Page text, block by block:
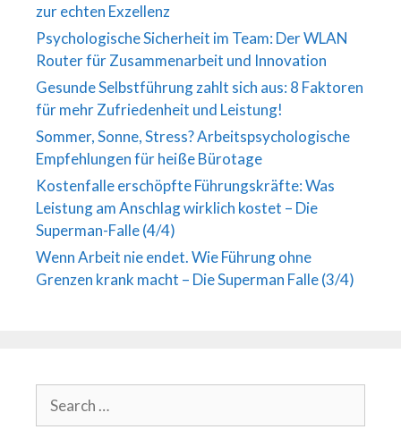
zur echten Exzellenz
Psychologische Sicherheit im Team: Der WLAN
Router für Zusammenarbeit und Innovation
Gesunde Selbstführung zahlt sich aus: 8 Faktoren
für mehr Zufriedenheit und Leistung!
Sommer, Sonne, Stress? Arbeitspsychologische
Empfehlungen für heiße Bürotage
Kostenfalle erschöpfte Führungskräfte: Was
Leistung am Anschlag wirklich kostet – Die
Superman-Falle (4/4)
Wenn Arbeit nie endet. Wie Führung ohne
Grenzen krank macht – Die Superman Falle (3/4)
for: